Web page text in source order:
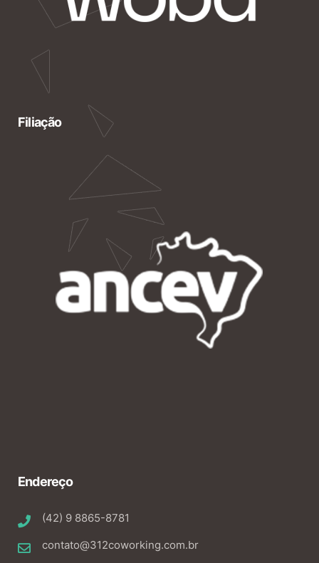
Filiação
Endereço
(42) 9 8865-8781
contato@312coworking.com.br